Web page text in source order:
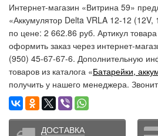
Интернет-магазин «Витрина 59»
«Аккумулятор Delta VRLA 12-12
по цене: 2 662.86 руб. Артикул
оформить заказ через интернет-
(950) 45-67-67-6. Дополнительную
товаров из каталога «Батарейки,
получить у нашего менеджера.
ДОСТАВКА